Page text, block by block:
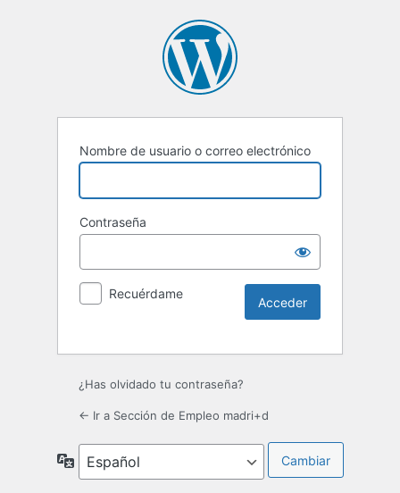
Nombre de usuario o correo electrónico
Contraseña
Recuérdame
¿Has olvidado tu contraseña?
← Ir a Sección de Empleo madri+d
Idioma